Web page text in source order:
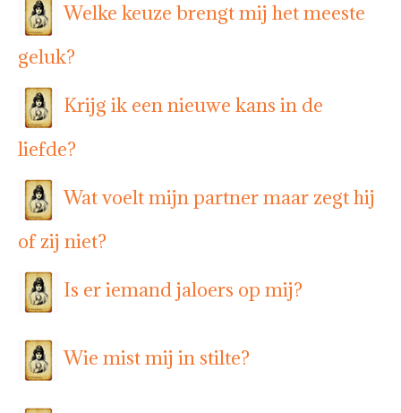
Welke keuze brengt mij het meeste
geluk?
Krijg ik een nieuwe kans in de
liefde?
Wat voelt mijn partner maar zegt hij
of zij niet?
Is er iemand jaloers op mij?
Wie mist mij in stilte?